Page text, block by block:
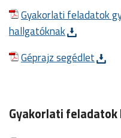
Gyakorlati feladatok
hallgatóknak
Géprajz segédlet
Gyakorlati